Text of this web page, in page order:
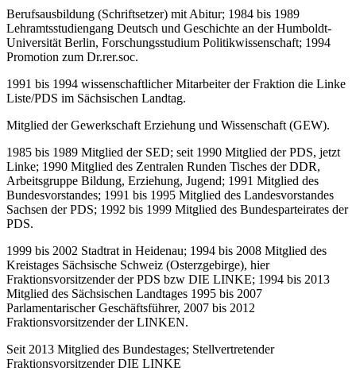
Berufsausbildung (Schriftsetzer) mit Abitur; 1984 bis 1989
Lehramtsstudiengang Deutsch und Geschichte an der Humboldt-
Universität Berlin, Forschungsstudium Politikwissenschaft; 1994
Promotion zum Dr.rer.soc.
1991 bis 1994 wissenschaftlicher Mitarbeiter der Fraktion die Linke
Liste/PDS im Sächsischen Landtag.
Mitglied der Gewerkschaft Erziehung und Wissenschaft (GEW).
1985 bis 1989 Mitglied der SED; seit 1990 Mitglied der PDS, jetzt
Linke; 1990 Mitglied des Zentralen Runden Tisches der DDR,
Arbeitsgruppe Bildung, Erziehung, Jugend; 1991 Mitglied des
Bundesvorstandes; 1991 bis 1995 Mitglied des Landesvorstandes
Sachsen der PDS; 1992 bis 1999 Mitglied des Bundesparteirates der
PDS.
1999 bis 2002 Stadtrat in Heidenau; 1994 bis 2008 Mitglied des
Kreistages Sächsische Schweiz (Osterzgebirge), hier
Fraktionsvorsitzender der PDS bzw DIE LINKE; 1994 bis 2013
Mitglied des Sächsischen Landtages 1995 bis 2007
Parlamentarischer Geschäftsführer, 2007 bis 2012
Fraktionsvorsitzender der LINKEN.
Seit 2013 Mitglied des Bundestages; Stellvertretender
Fraktionsvorsitzender DIE LINKE